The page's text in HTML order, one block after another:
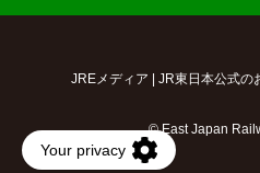
JREメディア | JR東日本公式の
© East Japan